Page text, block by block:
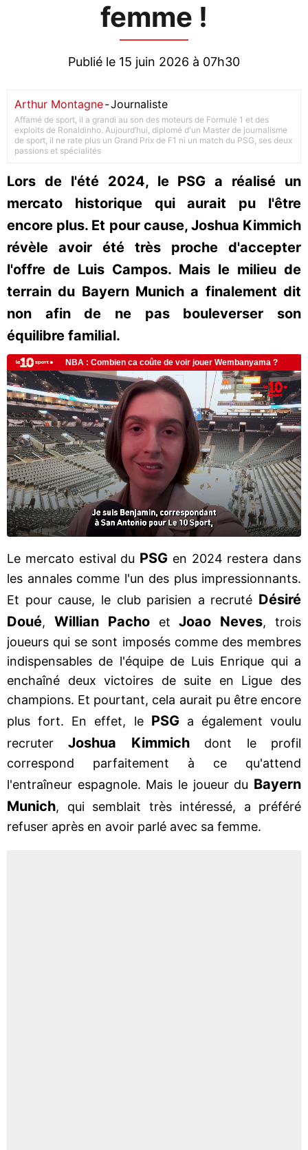
femme !
Publié le 15 juin 2026 à 07h30
Arthur Montagne-Journaliste
Affamé de sport, il a grandi au son des moteurs de Formule 1 et des
exploits de Ronaldinho. Aujourd’hui, diplomé d'un Master de journalisme
de sport, il ne rate plus un Grand Prix de F1 ni un match du PSG, ses deux
passions et spécialités
Lors de l'été 2024, le PSG a réalisé un
mercato historique qui aurait pu l'être
encore plus. Et pour cause, Joshua Kimmich
révèle avoir été très proche d'accepter
l'offre de Luis Campos. Mais le milieu de
terrain du Bayern Munich a finalement dit
non afin de ne pas bouleverser son
équilibre familial.
Le mercato estival du PSG en 2024 restera dans
les annales comme l'un des plus impressionnants.
Et pour cause, le club parisien a recruté Désiré
Doué, Willian PachoetJoao Neves, trois
joueurs qui se sont imposés comme des membres
indispensables de l'équipe de Luis Enrique qui a
enchaîné deux victoires de suite en Ligue des
champions. Et pourtant, cela aurait pu être encore
plus fort. En effet, le PSG a également voulu
recruterJoshua Kimmichdont le profil
correspond parfaitement à ce qu'attend
l'entraîneur espagnole. Mais le joueur du Bayern
Munich, qui semblait très intéressé, a préféré
refuser après en avoir parlé avec sa femme.